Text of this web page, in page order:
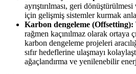
ayrıştırılması, geri
için gelişmiş sistemler kurmak
Karbon dengeleme (Offsetting):
rağmen kaçınılmaz olarak ortaya
karbon dengeleme projeleri
sıfır hedeflerine ulaşmayı
ağaçlandırma ve yenilenebilir